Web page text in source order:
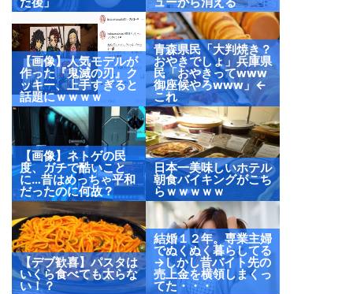
【画像】人気モデルが
作った『鬼滅の刃』ク
ッキー、上手すぎると
話題にｗｗｗｗ
青森県民「大判焼き？
おやきでしょ」兵庫県
民「おやきってwww
御座候やろwww」←
これ
【画像】ネトゲの民
度、ガチで酷いこと
に…昔はめっちゃ平和
だったのに何故？
日本一美味しいホテル
朝食バイキングがこち
らｗｗｗｗｗ
【デブ歓喜】パスタは
いくら食べても太らな
い！？
結婚１２年。専業主婦
でぬくぬく暮らしてる
→しかし昔バイト先の
売上金を横領しまくっ
てた・・・